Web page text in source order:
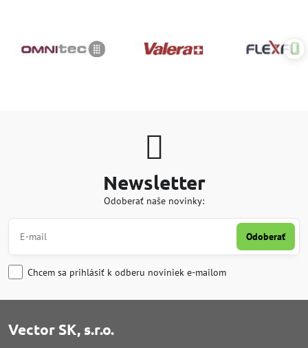
Newsletter
Odoberať naše novinky:
Odoberať
Chcem sa prihlásiť k odberu noviniek e-mailom
Vector SK, s.r.o.